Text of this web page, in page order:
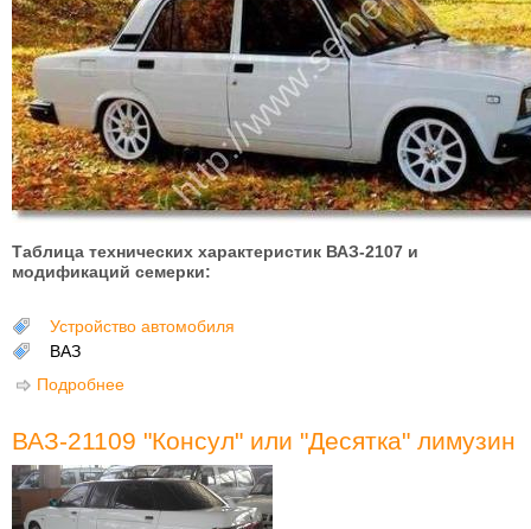
Таблица технических характеристик ВАЗ-2107 и
модификаций семерки:
Устройство автомобиля
ВАЗ
Подробнее
ВАЗ-21109 "Консул" или "Десятка" лимузин